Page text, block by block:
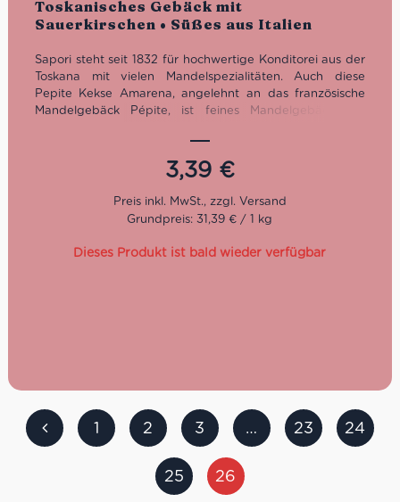
Toskanisches Gebäck mit
Sauerkirschen • Süßes aus Italien
Sapori steht seit 1832 für hochwertige Konditorei aus der
Toskana mit vielen Mandelspezialitäten. Auch diese
Pepite Kekse Amarena, angelehnt an das französische
Mandelgebäck Pépite, ist feines Mandelgebäck aus
Schwarzkirschen und Pralinenmandeln – eine leckere
Versüßung zu jeder Jahreszeit!
3,39 €
Grundpreis: 31,39 € / 1 kg
Dieses Produkt ist bald wieder verfügbar
1 2 3 … 23 24
25 26